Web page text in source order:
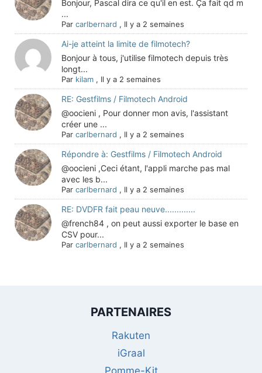
Bonjour, Pascal dira ce qu'il en est. Ça fait qd m
...
Par carlbernard , Il y a 2 semaines
Ai-je atteint la limite de filmotech?
Bonjour à tous, j'utilise filmotech depuis très
longt...
Par kilam , Il y a 2 semaines
RE: Gestfilms / Filmotech Android
@oocieni , Pour donner mon avis, l'assistant
créer une ...
Par carlbernard , Il y a 2 semaines
Répondre à: Gestfilms / Filmotech Android
@oocieni ,Ceci étant, l'appli marche pas mal
avec les b...
Par carlbernard , Il y a 2 semaines
RE: DVDFR fait peau neuve.............
@french84 , on peut aussi exporter le base en
CSV pour...
Par carlbernard , Il y a 2 semaines
PARTENAIRES
Rakuten
iGraal